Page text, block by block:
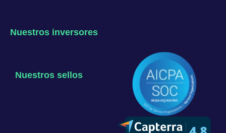
Nuestros inversores
Nuestros sellos